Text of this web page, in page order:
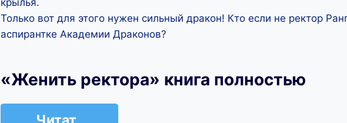
Только вот для этого нужен сильный дракон! Кто если не ректор
аспирантке Академии Драконов?
«Женить ректора» книга полностью